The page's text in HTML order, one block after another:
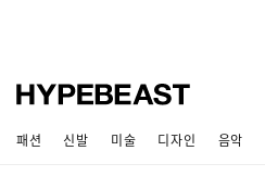
패션 신발 미술 디자인 음악